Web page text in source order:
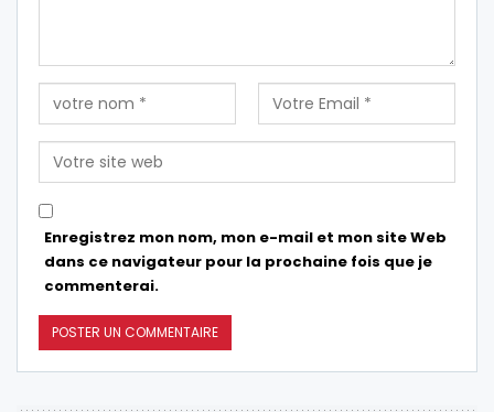
Enregistrez mon nom, mon e-mail et mon site Web
dans ce navigateur pour la prochaine fois que je
commenterai.